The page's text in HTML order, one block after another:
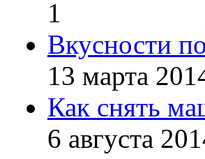
1
Вкусности
13 марта
Как снять
6 августа